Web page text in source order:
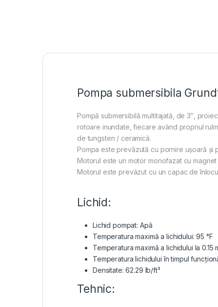
Pompa submersibila
Pompă submersibilă multitajată, de 3″,
rotoare inundate, fiecare având propriul
de tungsten / ceramică.
Pompa este prevăzută cu pornire ușoară și
Motorul este un motor monofazat cu
Motorul este prevăzut cu un capac de
Lichid:
Lichid pompat: Apă
Temperatura maximă a lichidului: 95 °F
Temperatura maximă a lichidului la 0.15
Temperatura lichidului în timpul
Densitate: 62.29 lb/ft³
Tehnic: